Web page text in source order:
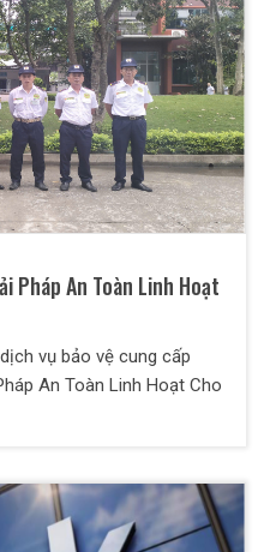
Pháp An Toàn Linh Hoạt
vụ bảo vệ cung cấp
An Toàn Linh Hoạt Cho